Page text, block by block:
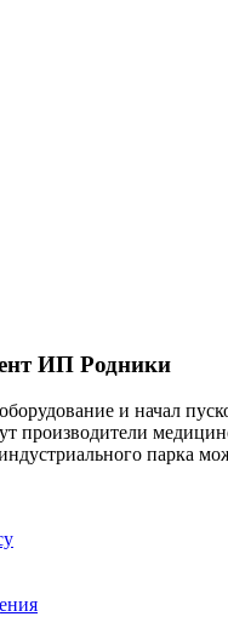
ИП Родники
и начал
производители
парка